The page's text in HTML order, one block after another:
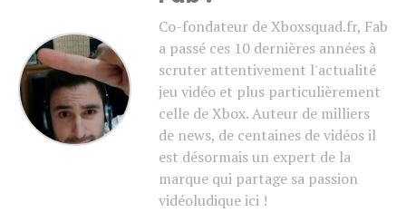
Co-fondateur de Xboxsquad.fr, Fab
a passé ces 10 dernières années à
scruter attentivement l'actualité
jeu vidéo et plus particulièrement
celle de Xbox. Auteur de milliers
de news, de centaines de vidéos il
est désormais un expert de la
marque qui partage sa passion
vidéoludique ici !